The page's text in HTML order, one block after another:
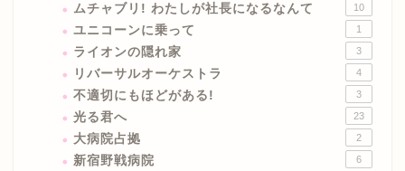
ムチャブリ! わたしが社長になるなんて 10
ユニコーンに乗って 1
ライオンの隠れ家 3
リバーサルオーケストラ 4
不適切にもほどがある! 3
光る君へ 23
大病院占拠 2
新宿野戦病院 6